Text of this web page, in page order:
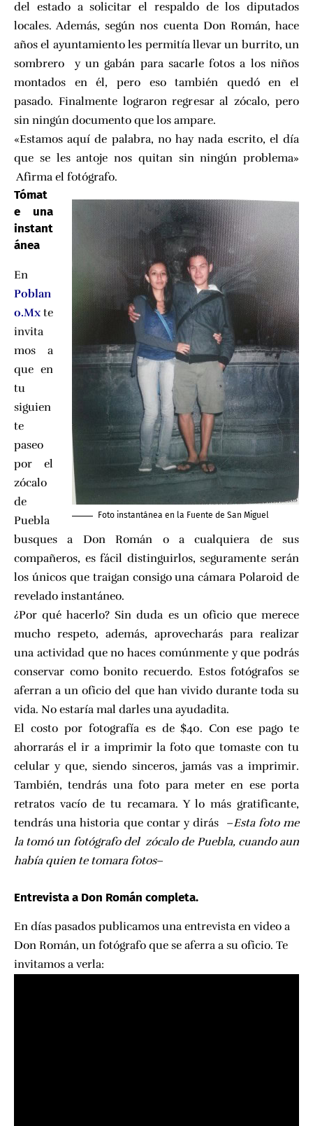
del estado a solicitar el respaldo de los diputados
locales. Además, según nos cuenta Don Román, hace
años el ayuntamiento les permitía llevar un burrito, un
sombrero y un gabán para sacarle fotos a los niños
montados en él, pero eso también quedó en el
pasado. Finalmente lograron regresar al zócalo, pero
sin ningún documento que los ampare.
«Estamos aquí de palabra, no hay nada escrito, el día
que se les antoje nos quitan sin ningún problema»
Afirma el fotógrafo.
Foto instantánea en la Fuente de San Miguel
Tómat
e una
instant
ánea
En
Poblan
o.Mx te
invita
mos a
que en
tu
siguien
te
paseo
por el
zócalo
de
Puebla
busques a Don Román o a cualquiera de sus
compañeros, es fácil distinguirlos, seguramente serán
los únicos que traigan consigo una cámara Polaroid de
revelado instantáneo.
¿Por qué hacerlo? Sin duda es un oficio que merece
mucho respeto, además, aprovecharás para realizar
una actividad que no haces comúnmente y que podrás
conservar como bonito recuerdo. Estos fotógrafos se
aferran a un oficio del que han vivido durante toda su
vida. No estaría mal darles una ayudadita.
El costo por fotografía es de $40. Con ese pago te
ahorrarás el ir a imprimir la foto que tomaste con tu
celular y que, siendo sinceros, jamás vas a imprimir.
También, tendrás una foto para meter en ese porta
retratos vacío de tu recamara. Y lo más gratificante,
tendrás una historia que contar y dirás –Esta foto me
la tomó un fotógrafo del zócalo de Puebla, cuando aun
había quien te tomara fotos–
Entrevista a Don Román completa.
En días pasados publicamos una entrevista en video a
Don Román, un fotógrafo que se aferra a su oficio. Te
invitamos a verla: